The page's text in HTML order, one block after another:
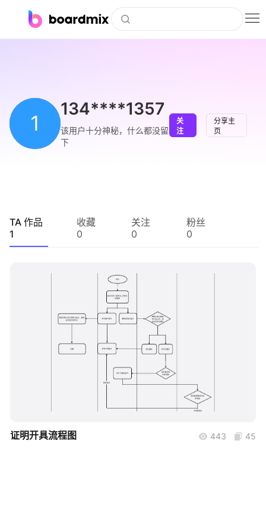
下载
企业服务
1
134****1357
该用户十分神秘，什么都没留
下
关
注
分享主
页
TA 作品
1
收藏
0
关注
0
粉丝
0
boardmix
证明开具流程图 443 45